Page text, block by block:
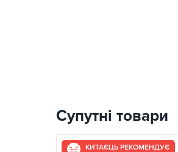
Супутні товари
КИТАЄЦЬ РЕКОМЕНДУЄ